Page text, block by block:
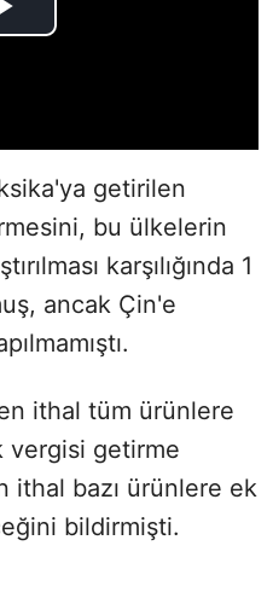
getirilen
bu ülkelerin
karşılığında 1
ancak Çin'e
ithal tüm ürünlere
vergisi getirme
ithal bazı ürünlere ek
bildirmişti.